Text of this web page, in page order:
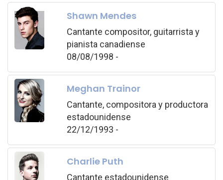
Shawn Mendes
Cantante compositor, guitarrista y
pianista canadiense
08/08/1998 -
Meghan Trainor
Cantante, compositora y productora
estadounidense
22/12/1993 -
Charlie Puth
Cantante estadounidense